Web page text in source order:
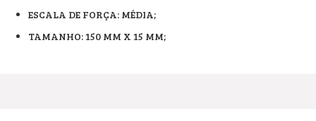
ESCALA DE FORÇA: MÉDIA;
TAMANHO: 150 MM X 15 MM;